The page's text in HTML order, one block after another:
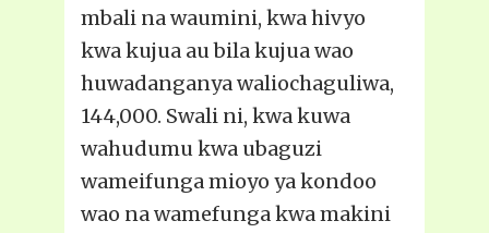
mbali na waumini, kwa hivyo
kwa kujua au bila kujua wao
huwadanganya waliochaguliwa,
144,000. Swali ni, kwa kuwa
wahudumu kwa ubaguzi
wameifunga mioyo ya kondoo
wao na wamefunga kwa makini